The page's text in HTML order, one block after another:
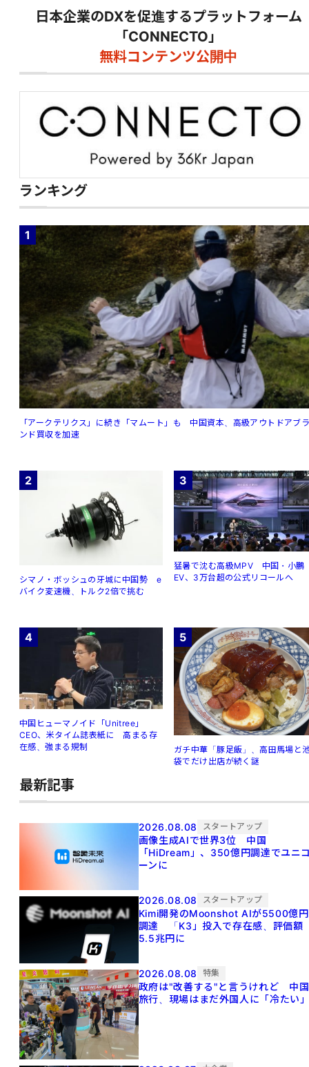
日本企業のDXを促進するプラットフォーム
「CONNECTO」
無料コンテンツ公開中
ランキング
1
「アークテリクス」に続き「マムート」も 中国資本、高級アウトドアブ
ンド買収を加速
2
シマノ・ボッシュの牙城に中国勢 e
バイク変速機、トルク2倍で挑む
3
猛暑で沈む高級MPV 中国・小鵬
EV、3万台超の公式リコールへ
4
中国ヒューマノイド「Unitree」
CEO、米タイム誌表紙に 高まる存
在感、強まる規制
5
ガチ中華「豚足飯」、高田馬場と
袋でだけ出店が続く謎
最新記事
2026.08.08 スタートアップ
画像生成AIで世界3位 中国
「HiDream」、350億円調達でユニ
ーンに
2026.08.08 スタートアップ
Kimi開発のMoonshot AIが5500億円
調達 「K3」投入で存在感、評価額
5.5兆円に
2026.08.08 特集
政府は"改善する"と言うけれど 中国
旅行、現場はまだ外国人に「冷たい